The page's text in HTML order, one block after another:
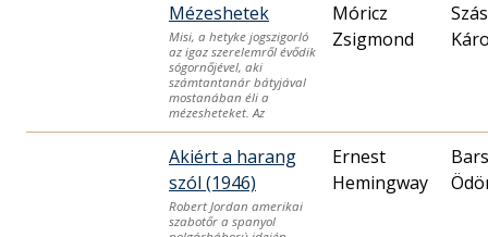
Mézeshetek
Misi, a hetyke jogszigorló
az igaz szerelemről évődik
sógornőjével, aki
számtantanár bátyjával
mostanában éli a
mézesheteket. Az
Móricz
Zsigmond
Akiért a harang
szól (1946)
Robert Jordan amerikai
szabotőr a spanyol
Ernest
Hemingway